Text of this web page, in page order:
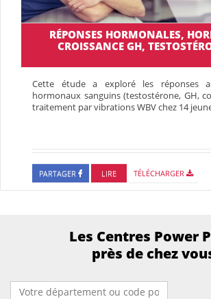
RÉPONSES HORMONALES,
CROISSANCE GH,
Cette étude a exploré les réponses
hormonaux sanguins (testostérone, GH,
traitement par vibrations WBV chez 14
PARTAGER LIRE TÉLÉCHARGER
Les Centres Power
près de chez